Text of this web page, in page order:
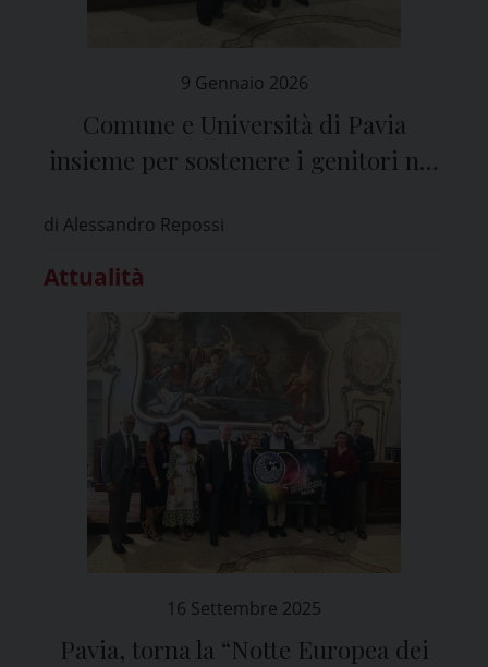
9 Gennaio 2026
Comune e Università di Pavia
insieme per sostenere i genitori nei
bambino
di Alessandro Repossi
Attualità
16 Settembre 2025
Pavia, torna la “Notte Europea dei